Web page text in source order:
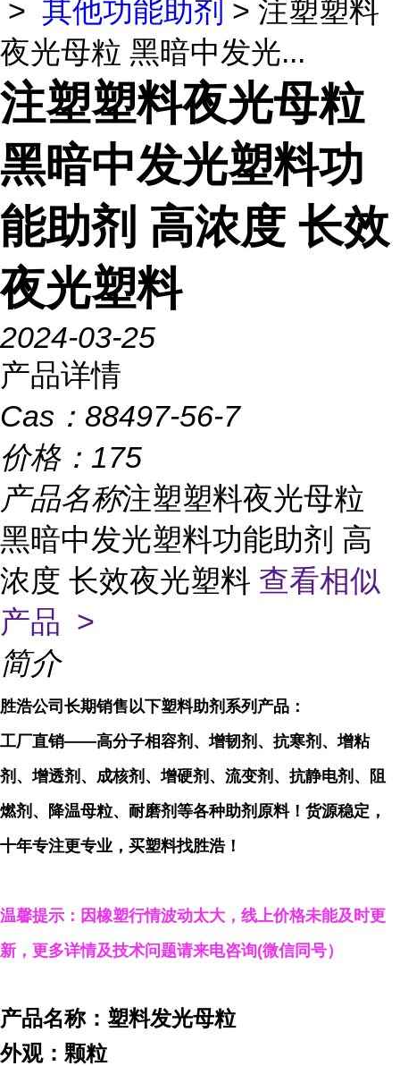
> 其他功能助剂 > 注塑塑料
夜光母粒 黑暗中发光...
注塑塑料夜光母粒
黑暗中发光塑料功
能助剂 高浓度 长效
夜光塑料
2024-03-25
产品详情
Cas： 88497-56-7
价格： 175
产品名称注塑塑料夜光母粒
黑暗中发光塑料功能助剂 高
浓度 长效夜光塑料 查看相似
产品 >
简介
胜浩公司长期销售以下塑料助剂系列产品：
工厂直销——高分子相容剂、增韧剂、抗寒剂、增粘
剂、增透剂、成核剂、增硬剂、流变剂、抗静电剂、阻
燃剂、降温母粒、耐磨剂等各种助剂原料！货源稳定，
十年专注更专业，买塑料找胜浩！
温馨提示：因橡塑行情波动太大，线上价格未能及时更
新，更多详情及技术问题请来电咨询(微信同号）
产品名称：塑料发光母粒
外观：颗粒